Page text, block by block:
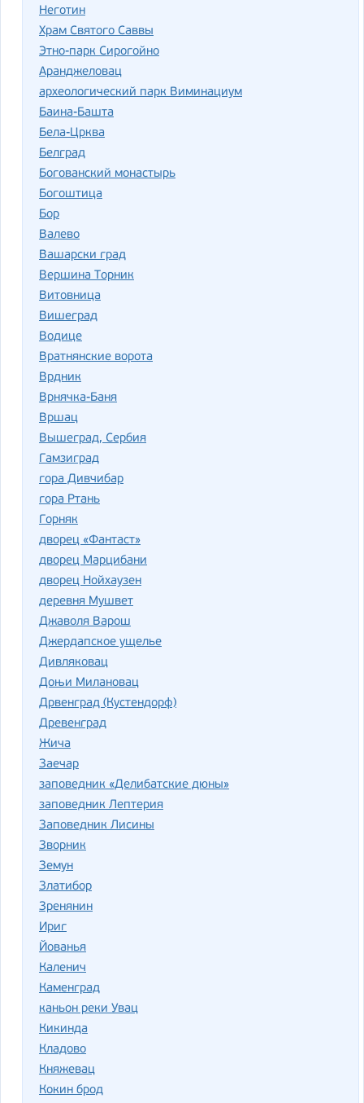
Неготин
Храм Святого Саввы
Этно-парк Сирогойно
Аранджеловац
археологический парк Виминациум
Баина-Башта
Бела-Црква
Белград
Богованский монастырь
Богоштица
Бор
Валево
Вашарски град
Вершина Торник
Витовница
Вишеград
Водице
Вратнянские ворота
Врдник
Врнячка-Баня
Вршац
Вышеград, Сербия
Гамзиград
гора Дивчибар
гора Ртань
Горняк
дворец «Фантаст»
дворец Марцибани
дворец Нойхаузен
деревня Мушвет
Джаволя Варош
Джердапское ущелье
Дивляковац
Доњи Милановац
Дрвенград (Кустендорф)
Древенград
Жича
Заечар
заповедник «Делибатские дюны»
заповедник Лептерия
Заповедник Лисины
Зворник
Земун
Златибор
Зренянин
Ириг
Йованья
Каленич
Каменград
каньон реки Увац
Кикинда
Кладово
Княжевац
Кокин брод